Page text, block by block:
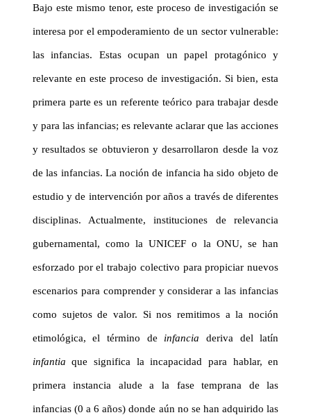
Bajo este mismo tenor, este proceso de investigación se
interesa por el empoderamiento de un sector vulnerable:
las infancias. Estas ocupan un papel protagónico y
relevante en este proceso de investigación. Si bien, esta
primera parte es un referente teórico para trabajar desde
y para las infancias; es relevante aclarar que las acciones
y resultados se obtuvieron y desarrollaron desde la voz
de las infancias. La noción de infancia ha sido objeto de
estudio y de intervención por años a través de diferentes
disciplinas. Actualmente, instituciones de relevancia
gubernamental, como la UNICEF o la ONU, se han
esforzado por el trabajo colectivo para propiciar nuevos
escenarios para comprender y considerar a las infancias
como sujetos de valor. Si nos remitimos a la noción
etimológica, el término de infancia deriva del latín
infantia que significa la incapacidad para hablar,en
primera instancia alude a la fase temprana de las
infancias (0 a 6 años) donde aún no se han adquirido las